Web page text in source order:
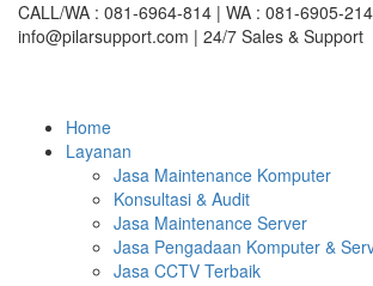
CALL/WA : 081-6964-814 | WA : 081-6905-
info@pilarsupport.com | 24/7 Sales & Support
Home
Layanan
Jasa Maintenance Komputer
Konsultasi & Audit
Jasa Maintenance Server
Jasa Pengadaan Komputer &
Jasa CCTV Terbaik